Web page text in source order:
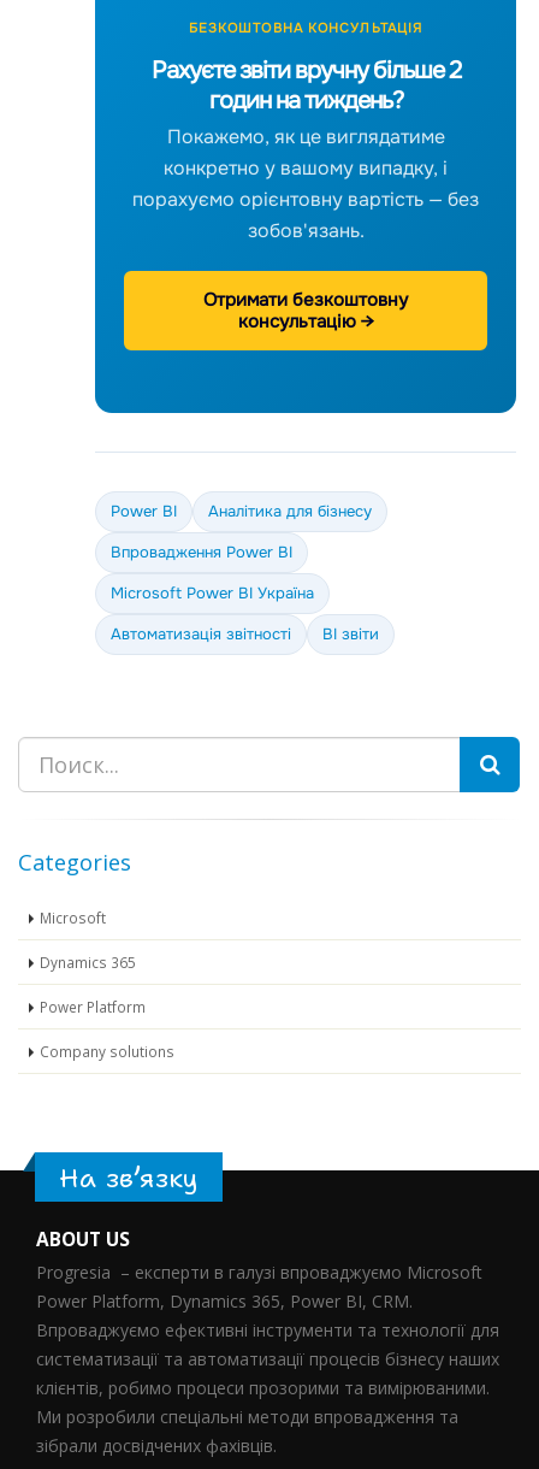
БЕЗКОШТОВНА КОНСУЛЬТАЦІЯ
Рахуєте звіти вручну більше 2
годин на тиждень?
Покажемо, як це виглядатиме
конкретно у вашому випадку, і
порахуємо орієнтовну вартість — без
зобов'язань.
Отримати безкоштовну
консультацію →
Power BI
Аналітика для бізнесу
Впровадження Power BI
Microsoft Power BI Україна
Автоматизація звітності
BI звіти
Categories
Microsoft
Dynamics 365
Power Platform
Company solutions
На зв’язку
ABOUT US
Progresia – експерти в галузі впроваджуємо Microsoft
Power Platform, Dynamics 365, Power BI, CRM.
Впроваджуємо ефективні інструменти та технології для
систематизації та автоматизації процесів бізнесу наших
клієнтів, робимо процеси прозорими та вимірюваними.
Ми розробили спеціальні методи впровадження та
зібрали досвідчених фахівців.